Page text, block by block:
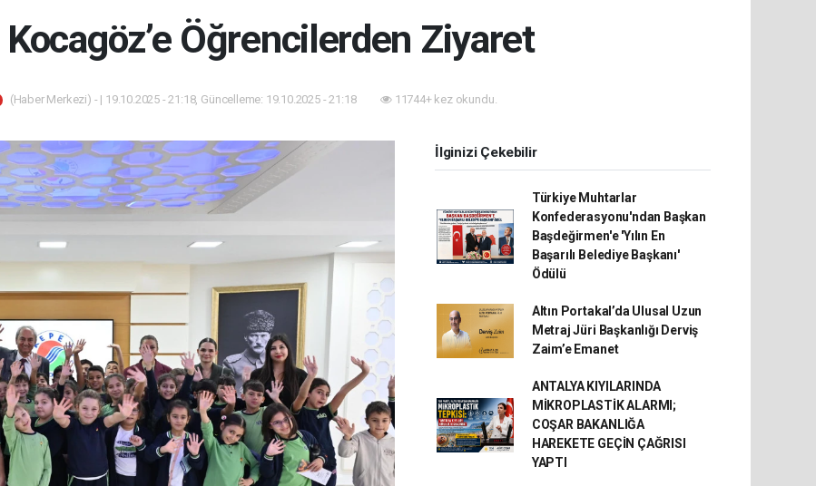
Öğrencilerden Ziyaret
(Haber Merkezi) - | 19.10.2025 - 21:18, Güncelleme: 19.10.2025 - 21:18 11744+ kez okundu.
İlginizi Çekebilir
Türkiye Muhtarlar
Konfederasyonu'ndan Başkan
Başdeğirmen'e 'Yılın En
Başarılı Belediye Başkanı'
Ödülü
Altın Portakal’da Ulusal Uzun
Metraj Jüri Başkanlığı Derviş
Zaim’e Emanet
ANTALYA KIYILARINDA
MİKROPLASTİK ALARMI;
COŞAR BAKANLIĞA
HAREKETE GEÇİN ÇAĞRISI
YAPTI